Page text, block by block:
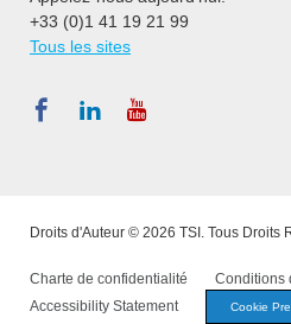
+33 (0)1 41 19 21 99
Tous les sites
Droits d'Auteur © 2026 TSI. Tous Droits
Charte de confidentialité Conditions
Accessibility Statement
Cookie